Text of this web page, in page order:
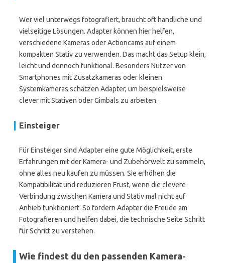
Wer viel unterwegs fotografiert, braucht oft handliche und
vielseitige Lösungen. Adapter können hier helfen,
verschiedene Kameras oder Actioncams auf einem
kompakten Stativ zu verwenden. Das macht das Setup klein,
leicht und dennoch funktional. Besonders Nutzer von
Smartphones mit Zusatzkameras oder kleinen
Systemkameras schätzen Adapter, um beispielsweise
clever mit Stativen oder Gimbals zu arbeiten.
Einsteiger
Für Einsteiger sind Adapter eine gute Möglichkeit, erste
Erfahrungen mit der Kamera- und Zubehörwelt zu sammeln,
ohne alles neu kaufen zu müssen. Sie erhöhen die
Kompatibilität und reduzieren Frust, wenn die clevere
Verbindung zwischen Kamera und Stativ mal nicht auf
Anhieb funktioniert. So fördern Adapter die Freude am
Fotografieren und helfen dabei, die technische Seite Schritt
für Schritt zu verstehen.
Wie findest du den passenden Kamera-